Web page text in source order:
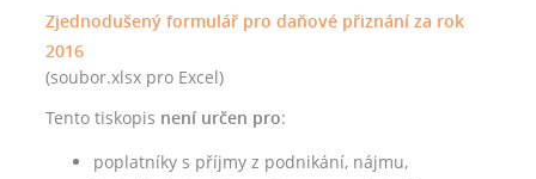
Zjednodušený formulář pro daňové přiznání za rok
2016
(soubor.xlsx pro Excel)
Tento tiskopis není určen pro:
poplatníky s příjmy z podnikání, nájmu,